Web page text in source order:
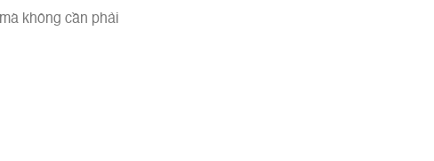
mà không cần phải